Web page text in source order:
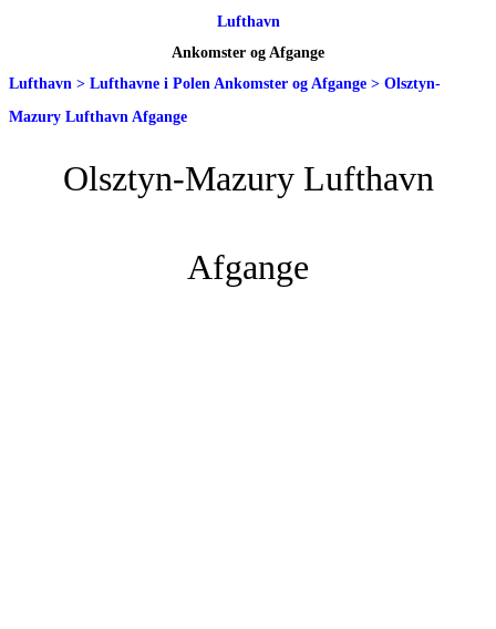
Lufthavn
Ankomster og Afgange
Lufthavn > Lufthavne i Polen Ankomster og Afgange > Olsztyn-
Mazury Lufthavn Afgange
Olsztyn-Mazury Lufthavn
Afgange